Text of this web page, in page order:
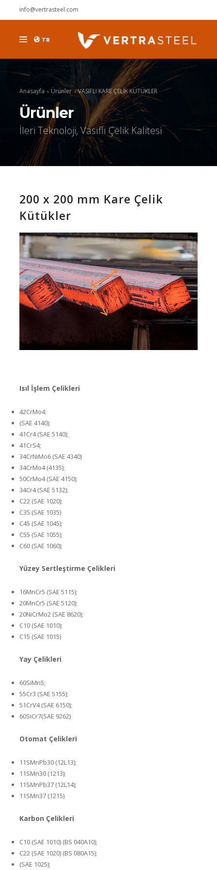
info@vertrasteel.com
TR
ÜRÜNLER
KURUMSAL
DUYURULAR
KARİYER
İLETİŞİM
Anasayfa Ürünler VASIFLI KARE ÇELİK KÜTÜKLER
Ürünler
İleri Teknoloji, Vasıflı Çelik Kalitesi
200 x 200 mm Kare Çelik
Kütükler
Isıl İşlem Çelikleri
42CrMo4;
(SAE 4140);
41Cr4 (SAE 5140);
41CrS4;
34CrNiMo6 (SAE 4340)
34CrMo4 (4135);
50CrMo4 (SAE 4150);
34Cr4 (SAE 5132);
C22 (SAE 1020);
C35 (SAE 1035)
C45 (SAE 1045);
C55 (SAE 1055);
C60 (SAE 1060);
Yüzey Sertleştirme Çelikleri
16MnCr5 (SAE 5115);
20MnCr5 (SAE 5120);
20NiCrMo2 (SAE 8620);
C10 (SAE 1010);
C15 (SAE 1015)
Yay Çelikleri
60SiMn5;
55Cr3 (SAE 5155);
51CrV4 (SAE 6150);
60SiCr7(SAE 9262)
Otomat Çelikleri
11SMnPb30 (12L13);
11SMn30 (1213);
11SMnPb37 (12L14);
11SMn37 (1215)
Karbon Çelikleri
C10 (SAE 1010) (BS 040A10);
C22 (SAE 1020) (BS 080A15);
(SAE 1025);